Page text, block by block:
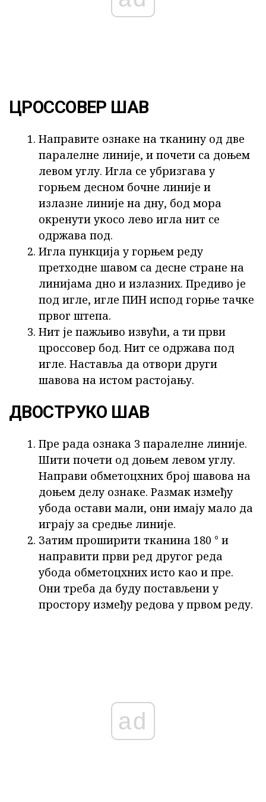
ЦРОССОВЕР ШАВ
Направите ознаке на тканину од две
паралелне линије, и почети са доњем
левом углу. Игла се убризгава у
горњем десном бочне линије и
излазне линије на дну, бод мора
окренути укосо лево игла нит се
одржава под.
Игла пункција у горњем реду
претходне шавом са десне стране на
линијама дно и излазних. Предиво је
под игле, игле ПИН испод горње тачке
првог штепа.
Нит је пажљиво извући, а ти први
цроссовер бод. Нит се одржава под
игле. Наставља да отвори други
шавова на истом растојању.
ДВОСТРУКО ШАВ
Пре рада ознака 3 паралелне линије.
Шити почети од доњем левом углу.
Направи обметоцхних број шавова на
доњем делу ознаке. Размак између
убода остави мали, они имају мало да
играју за средње линије.
Затим проширити тканина 180 ° и
направити први ред другог реда
убода обметоцхних исто као и пре.
Они треба да буду постављени у
простору између редова у првом реду.
ad